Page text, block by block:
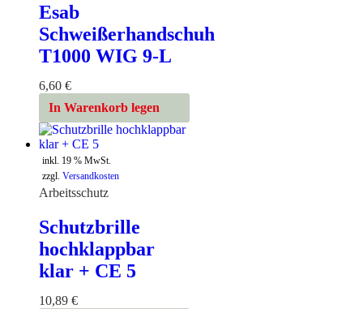
Esab
Schweißerhandschuh
T1000 WIG 9-L
6,60 €
In Warenkorb legen
inkl. 19 % MwSt.
zzgl. Versandkosten
Arbeitsschutz
Schutzbrille
hochklappbar
klar + CE 5
10,89 €